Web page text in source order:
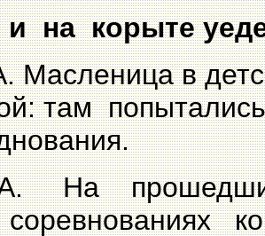
на корыте
в
там
На